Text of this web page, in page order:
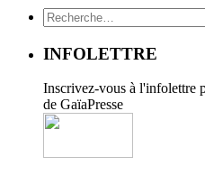
Rechercher :
INFOLETTRE
Inscrivez-vous à l'infolettre
de GaïaPresse